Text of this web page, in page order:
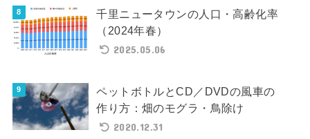
千里ニュータウンの人口・高齢化率
（2024年春）
2025.05.06
ペットボトルとCD／DVDの風車の
作り方：畑のモグラ・鳥除け
2020.12.31